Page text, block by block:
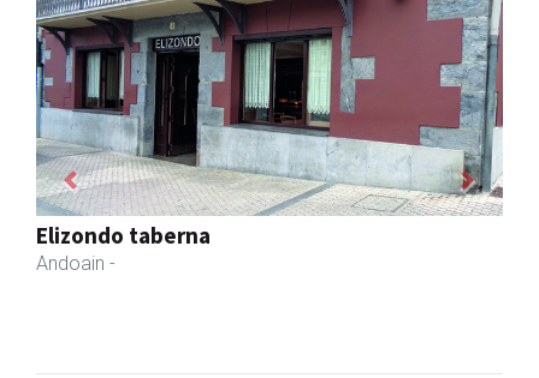
Bixente Otegi Lizaso S. L.
Previous Next